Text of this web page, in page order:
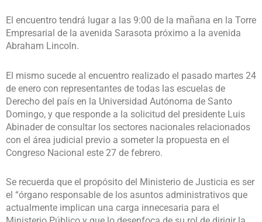
El encuentro tendrá lugar a las 9:00 de la mañana en la Torre
Empresarial de la avenida Sarasota próximo a la avenida
Abraham Lincoln.
El mismo sucede al encuentro realizado el pasado martes 24
de enero con representantes de todas las escuelas de
Derecho del país en la Universidad Autónoma de Santo
Domingo, y que responde a la solicitud del presidente Luis
Abinader de consultar los sectores nacionales relacionados
con el área judicial previo a someter la propuesta en el
Congreso Nacional este 27 de febrero.
Se recuerda que el propósito del Ministerio de Justicia es ser
el “órgano responsable de los asuntos administrativos que
actualmente implican una carga innecesaria para el